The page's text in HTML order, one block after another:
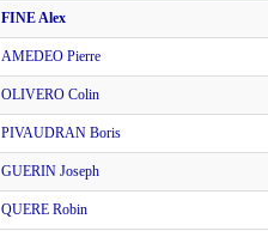
FINE Alex
AMEDEO Pierre
OLIVERO Colin
PIVAUDRAN Boris
GUERIN Joseph
QUERE Robin